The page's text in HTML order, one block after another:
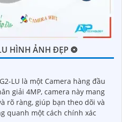
HÌNH ẢNH ĐẸP ❂
LU là một Camera hàng đầu
rõ ràng, giúp bạn theo dõi và
quanh một cách chính xác